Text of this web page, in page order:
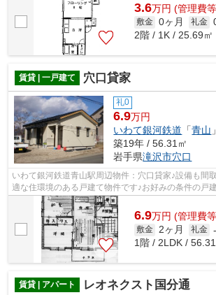
3.6万円 (管理費
敷金 0ヶ月 礼金
2階 / 1K / 25.69㎡
賃貸 | 一戸建て 穴口貸家
礼0
6.9万円
いわて銀河鉄道 「青山
築19年 / 56.31㎡
岩手県滝沢市穴口
いわて銀河鉄道青山駅周辺物件：穴口貸家♪設備も間
適な住環境のある戸建て物件です♪お好みの条件の戸
しょう♪森の不動産へご連絡の際は、...
6.9万円 (管理費
敷金 2ヶ月 礼金 -
1階 / 2LDK /
賃貸 | アパート レオネクスト国分通